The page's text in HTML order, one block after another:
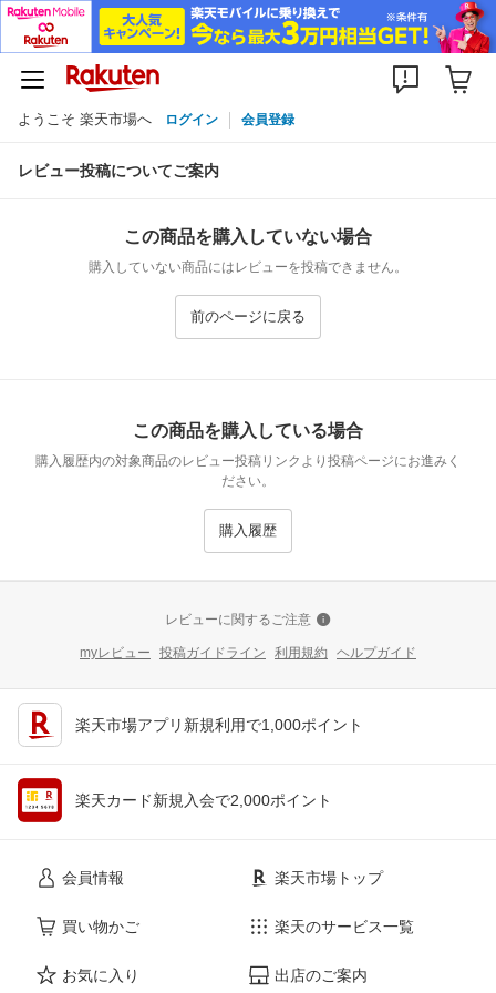
ようこそ 楽天市場へ ログイン 会員登録
レビュー投稿についてご案内
この商品を購入していない場合
購入していない商品にはレビューを投稿できません。
前のページに戻る
この商品を購入している場合
購入履歴内の対象商品のレビュー投稿リンクより投稿ページにお進みく
ださい。
購入履歴
レビューに関するご注意
myレビュー 投稿ガイドライン 利用規約 ヘルプガイド
楽天市場アプリ新規利用で1,000ポイント
楽天カード新規入会で2,000ポイント
会員情報
買い物かご
お気に入り
楽天市場トップ
楽天のサービス一覧
出店のご案内